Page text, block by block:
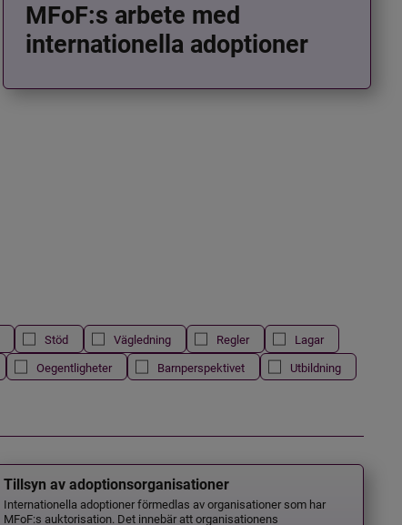
MFoF:s arbete med
internationella adoptioner
Stöd Vägledning Regler
Lagar
Oegentligheter Barnperspektivet
Utbildning
Tillsyn av adoptionsorganisationer
Internationella adoptioner förmedlas av organisationer som har
MFoF:s auktorisation. Det innebär att organisationens